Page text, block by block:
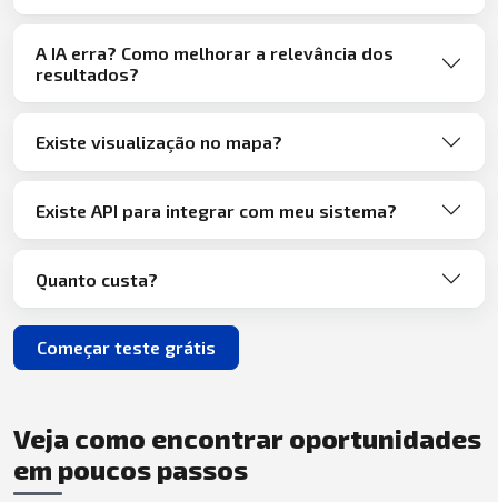
A IA erra? Como melhorar a relevância dos
resultados?
Existe visualização no mapa?
Existe API para integrar com meu sistema?
Quanto custa?
Começar teste grátis
Veja como encontrar oportunidades
em poucos passos